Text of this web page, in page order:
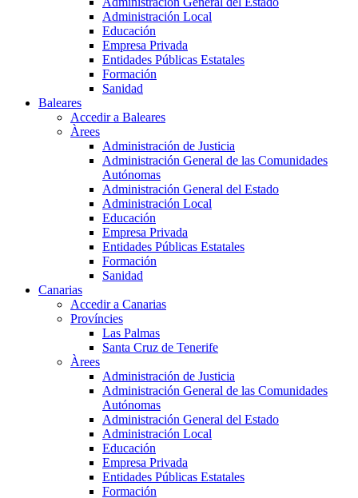
Administración Local
Educación
Empresa Privada
Entidades Públicas Estatales
Formación
Sanidad
Baleares
Accedir a Baleares
Àrees
Administración de Justicia
Administración General de las Comunidades
Autónomas
Administración General del Estado
Administración Local
Educación
Empresa Privada
Entidades Públicas Estatales
Formación
Sanidad
Canarias
Accedir a Canarias
Províncies
Las Palmas
Santa Cruz de Tenerife
Àrees
Administración de Justicia
Administración General de las Comunidades
Autónomas
Administración General del Estado
Administración Local
Educación
Empresa Privada
Entidades Públicas Estatales
Formación